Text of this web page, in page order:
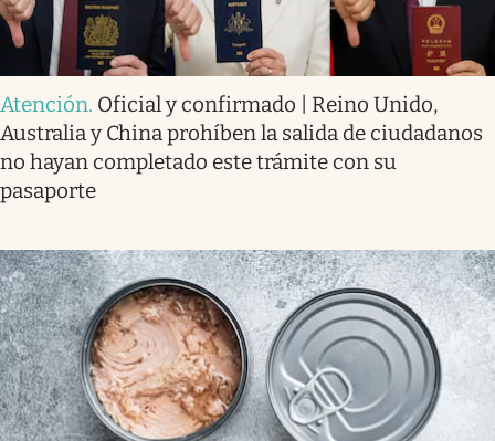
Atención. Oficial y confirmado | Reino Unido,
Australia y China prohíben la salida de ciudadanos
no hayan completado este trámite con su
pasaporte